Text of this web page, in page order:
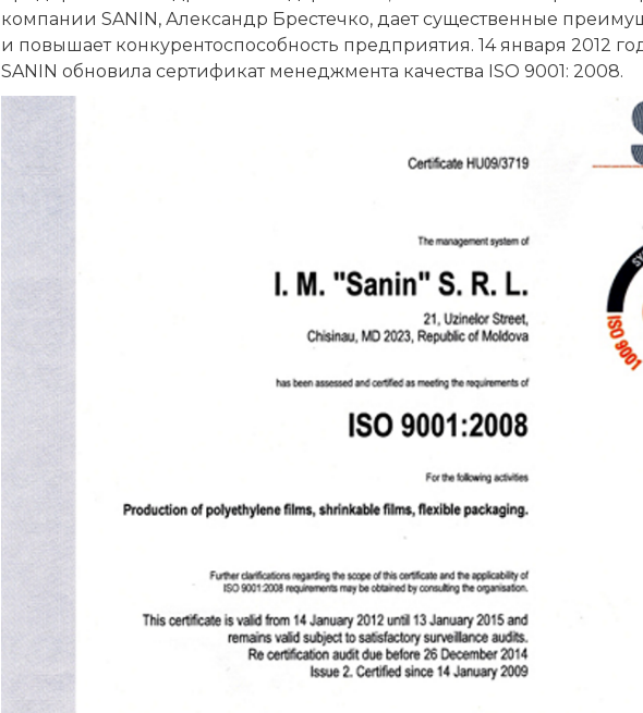
компании SANIN, Александр Брестечко, дает существенные
и повышает конкурентоспособность предприятия. 14 января 2012
SANIN обновила сертификат менеджмента качества ISO 9001: 2008.